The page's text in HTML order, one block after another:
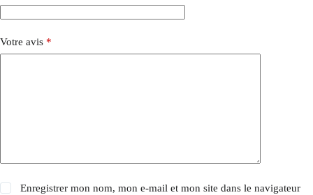
Votre avis *
Enregistrer mon nom, mon e-mail et mon site dans le navigateur